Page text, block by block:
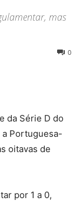
mas
0
da Série D do
Portuguesa-
oitavas de
por 1 a 0,